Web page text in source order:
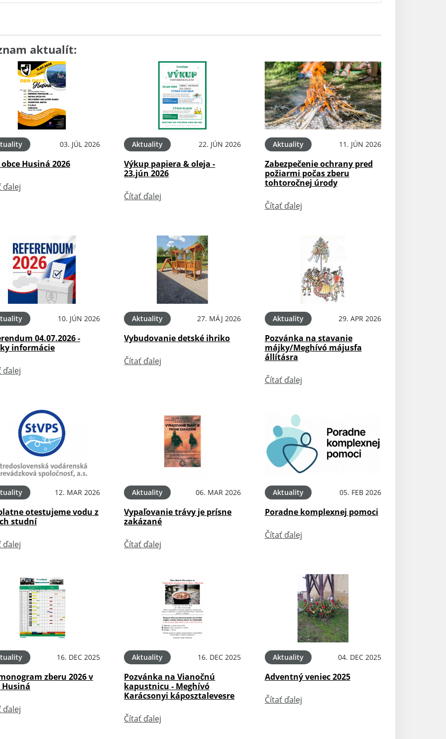
aktualít:
03. JÚL 2026
Husiná 2026
ďalej
Aktuality 22. JÚN 2026
Výkup papiera & oleja -
23.jún 2026
Čítať ďalej
Aktuality 11. JÚN 2026
Zabezpečenie ochrany pred
požiarmi počas zberu
tohtoročnej úrody
Čítať ďalej
10. JÚN 2026
04.07.2026 -
informácie
ďalej
Aktuality 27. MÁJ 2026
Vybudovanie detské ihriko
Čítať ďalej
Aktuality 29. APR 2026
Pozvánka na stavanie
májky/Meghívó májusfa
állításra
Čítať ďalej
12. MAR 2026
otestujeme vodu z
studní
ďalej
Aktuality 06. MAR 2026
Vypaľovanie trávy je prísne
zakázané
Čítať ďalej
Aktuality 05. FEB 2026
Poradne komplexnej pomoci
Čítať ďalej
16. DEC 2025
zberu 2026 v
Husiná
ďalej
Aktuality 16. DEC 2025
Pozvánka na Vianočnú
kapustnicu - Meghívó
Karácsonyi káposztalevesre
Čítať ďalej
Aktuality 04. DEC 2025
Adventný veniec 2025
Čítať ďalej